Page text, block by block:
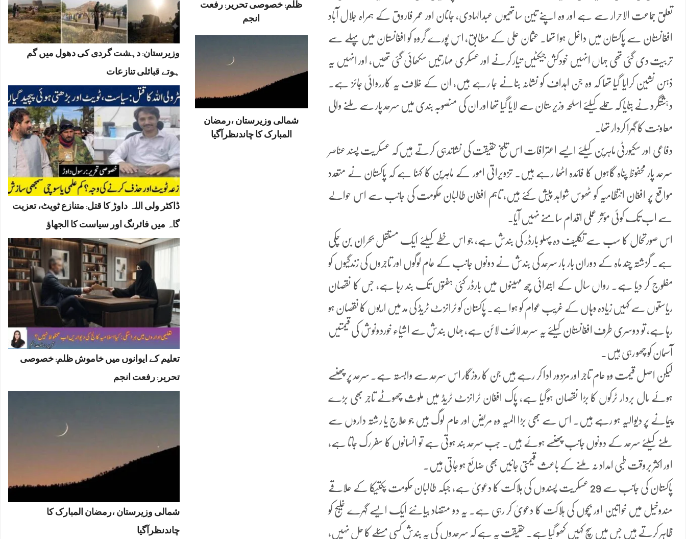
ظلم: خصوصی تحریر: رفعت
انجم
شمالی وزیرستان ،رمضان
المبارک کا چاندنظرآگیا
تعلق جماعت الاحرار سے ہے اور وہ اپنے تین ساتھیوں عبدالہادی، جانان اور عمر فاروق کے ہمراہ جلال آباد
افغانستان سے پاکستان میں داخل ہوا تھا۔ عثمان علی کے مطابق، اس پورے گروہ کو افغانستان میں پہلے سے
تربیت دی گئی تھی جہاں انہیں خودکش جیکٹیں تیار کرنے اور عسکری مہارتیں سکھائی گئی تھیں، اور انہیں یہ
ذہن نشین کرایا گیا تھا کہ وہ جن اہداف کو نشانہ بنانے جا رہے ہیں، ان کے خلاف یہ کارروائی جائز ہے۔
دہشتگرد نے بتایا کہ حملے کیلئے اسلحہ وزیرستان سے لایا گیا تھا اور ان کی منصوبہ بندی میں سرحد پار سے ملنے والی
معاونت کا گہرا کردار تھا۔
دفاعی اور سکیورٹی ماہرین کیلئے ایسے اعترافات اس تلخ حقیقت کی نشاندہی کرتے ہیں کہ عسکریت پسند عناصر
سرحد پار محفوظ پناہ گاہوں کا فائدہ اٹھا رہے ہیں۔ تزویراتی امور کے ماہرین کا کہنا ہے کہ پاکستان نے متعدد
مواقع پر افغان انتظامیہ کو ٹھوس شواہد پیش کئے ہیں، تاہم افغان طالبان حکومت کی جانب سے اس حوالے
سے اب تک کوئی مؤثر عملی اقدام سامنے نہیں آیا۔
اس صورتحال کا سب سے تکلیف دہ پہلو بارڈر کی بندش ہے، جو اس خطے کیلئے ایک مستقل بحران بن چکی
ہے۔ گزشتہ چند ماہ کے دوران بار بار سرحد کی بندش نے دونوں جانب کے عام لوگوں اور تاجروں کی زندگیوں کو
مفلوج کر دیا ہے۔ رواں سال کے ابتدائی چھ مہینوں میں بارڈر کئی ہفتوں تک بند رہا ہے، جس کا نقصان
ریاستوں سے کہیں زیادہ وہاں کے غریب عوام کو ہوا ہے۔ پاکستان کو ٹرانزٹ ٹریڈ کی مد میں اربوں کا نقصان ہو
رہا ہے، تو دوسری طرف افغانستان کیلئے یہ سرحد لائف لائن ہے، جہاں بندش سے اشیاء خوردونوش کی قیمتیں
آسمان کو چھو رہی ہیں۔
لیکن اصل قیمت وہ عام تاجر اور مزدور ادا کر رہے ہیں جن کا روزگار اس سرحد سے وابستہ ہے۔ سرحد پر پھنسے
ہوئے مال بردار ٹرکوں کا بڑا نقصان ہوگیا ہے، پاک افغان ٹرانزٹ ٹریڈ میں ملوث چھوٹے تاجر بھی بڑے
پیمانے پر دیوالیہ ہو رہے ہیں۔ اس سے بھی بڑا المیہ وہ مریض اور عام لوگ ہیں جو علاج یا رشتہ داروں سے
ملنے کیلئے سرحد کے دونوں جانب پھنسے ہوئے ہیں۔ جب سرحد بند ہوتی ہے تو انسانوں کا سفر رک جاتا ہے،
اور اکثر بروقت طبی امداد نہ ملنے کے باعث قیمتی جانیں بھی ضائع ہو جاتی ہیں۔
پاکستان کی جانب سے 29 عسکریت پسندوں کی ہلاکت کا دعویٰ ہے، جبکہ طالبان حکومت پکتیکا کے علاقے
مندوخیل میں خواتین اور بچوں کی ہلاکت کا دعویٰ کر رہی ہے۔ یہ دو متضاد بیانئے ایک ایسے گہرے خلیج کو
ظاہر کرتے ہیں جس میں سچ کہیں کھو گیا ہے۔ حقیقت یہ ہے کہ سرحدوں کی یہ بندش کسی مسئلے کا حل نہیں،
وزیرستان: دہشت گردی کی دھول میں گم
ہوتے قبائلی تنازعات
ڈاکٹر ولی اللہ داوڑ کا قتل: متنازع ٹویٹ، تعزیت
گاہ میں فائرنگ اور سیاست کا الجھاؤ
تعلیم کے ایوانوں میں خاموش ظلم: خصوصی
تحریر: رفعت انجم
شمالی وزیرستان ،رمضان المبارک کا
چاندنظرآگیا